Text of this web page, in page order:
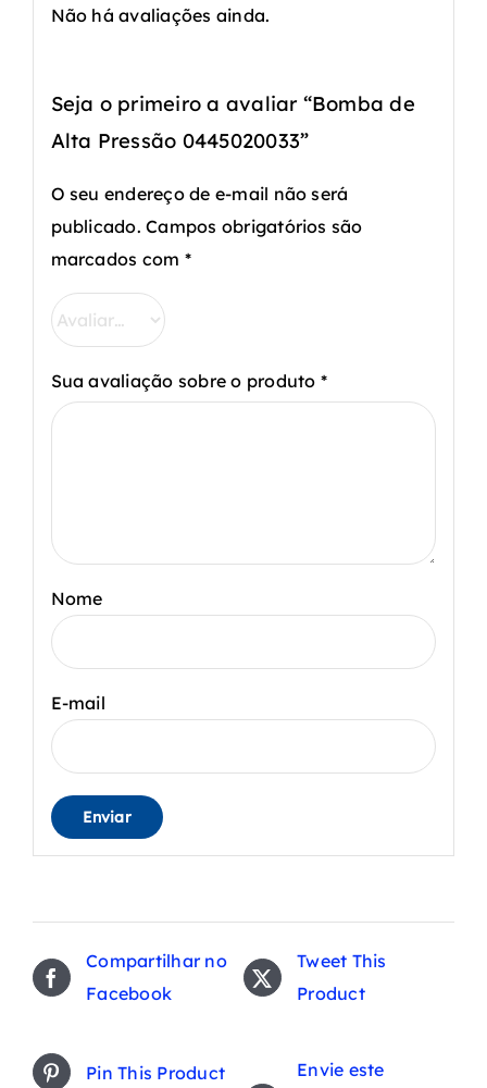
Não há avaliações ainda.
Seja o primeiro a avaliar “Bomba de
Alta Pressão 0445020033”
O seu endereço de e-mail não será
publicado. Campos obrigatórios são
marcados com *
Sua avaliação sobre o produto *
Nome
E-mail
Compartilhar no
Facebook
Tweet This
Product
Pin This Product Envie este